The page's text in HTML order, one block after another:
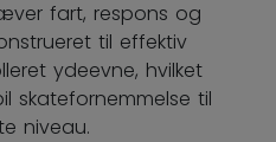
fart, respons og
til effektiv
ydeevne, hvilket
skatefornemmelse til
niveau.